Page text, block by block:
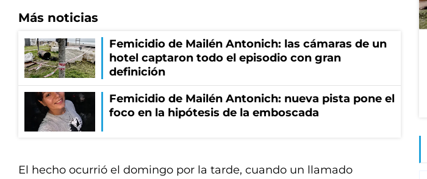
Más noticias
Femicidio de Mailén Antonich: las cámaras de un
hotel captaron todo el episodio con gran
definición
Femicidio de Mailén Antonich: nueva pista pone el
foco en la hipótesis de la emboscada
El hecho ocurrió el domingo por la tarde, cuando un llamado